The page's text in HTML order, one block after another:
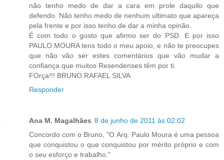
não tenho medo de dar a cara em prole daquilo que
defendo. Não tenho medo de nenhum ultimato que apareça
pela frente e por isso tenho de dar a minha opinão.
É com todo o gosto que afirmo ser do PSD. E por isso
PAULO MOURA tens todo o meu apoio, e não te preocupes
que não vão ser estes comentários que vão mudar a
confiança que muitos Resendenses têm por ti.
FOrça!!! BRUNO RAFAEL SILVA
Responder
Ana M. Magalhães 8 de junho de 2011 às 02:02
Concordo com o Bruno, "O Arq. Paulo Moura é uma pessoa
que conquistou o que conquistou por mérito próprio e com
o seu esforço e trabalho."